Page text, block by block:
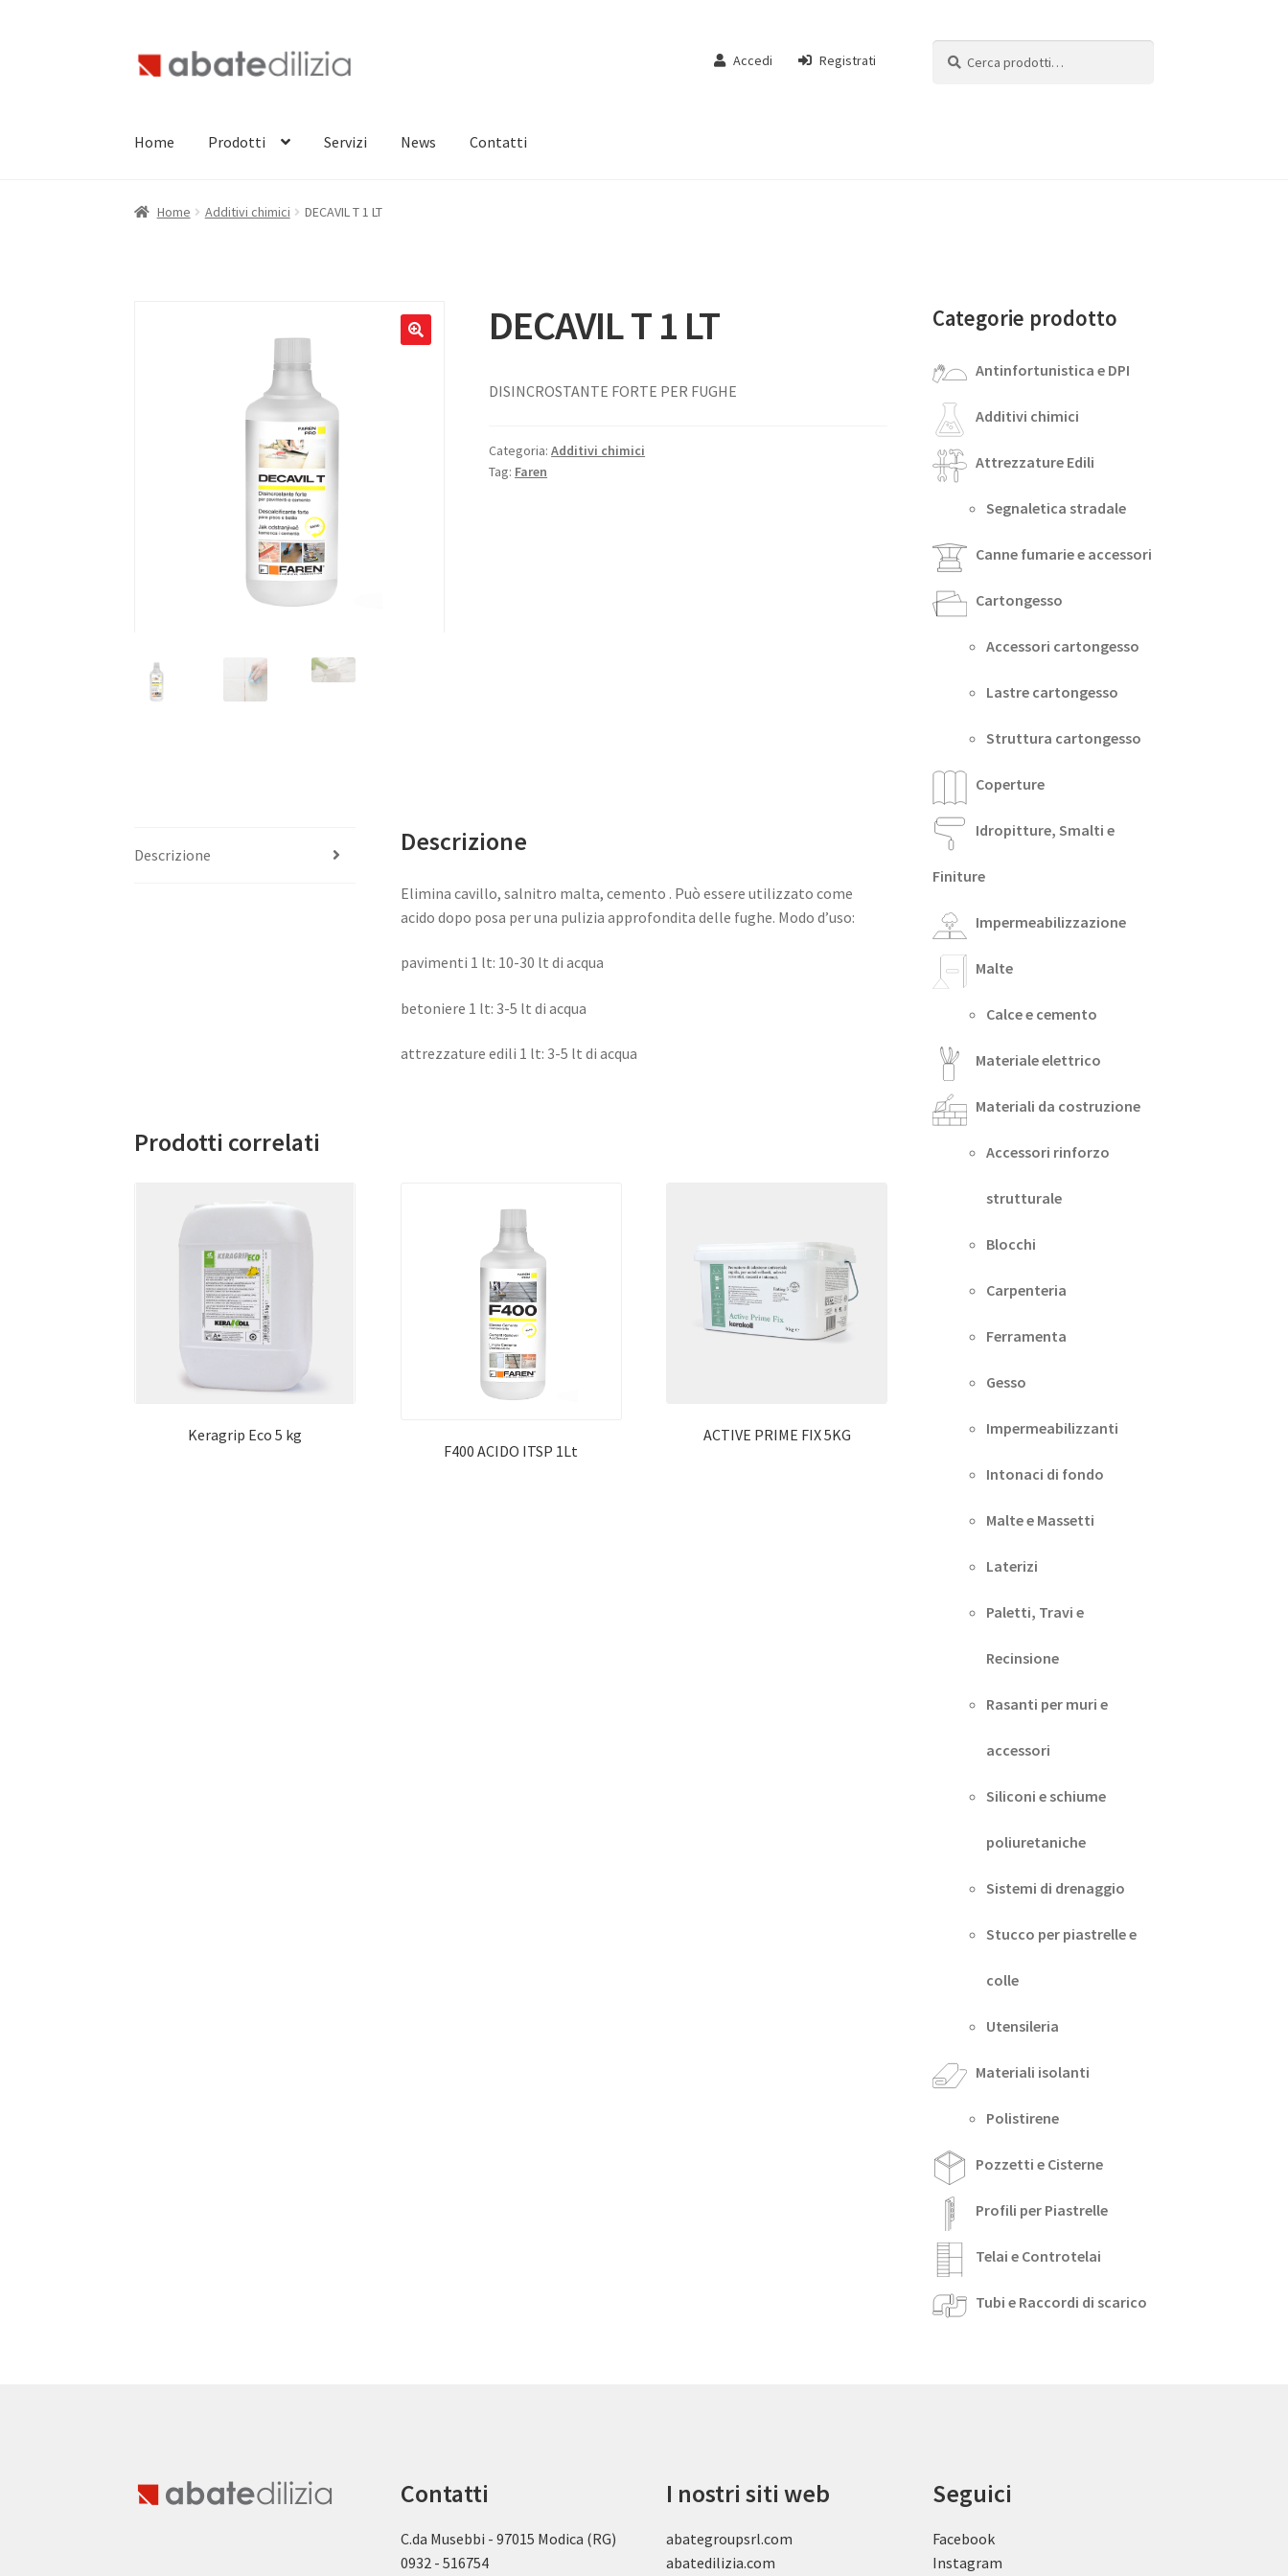
Vai
alla
Vai
al
Accedi Registrati
Home Prodotti Servizi News Contatti
Home Additivi chimici DECAVIL T 1 LT
DECAVIL T 1 LT
DISINCROSTANTE FORTE PER FUGHE
Categoria:Additivi chimici
Tag: Faren
Descrizione Descrizione
Elimina cavillo, salnitro malta, cemento . Può essere utilizzato come
acido dopo posa per una pulizia approfondita delle fughe. Modo d’uso:
pavimenti 1 lt: 10-30 lt di acqua
betoniere 1 lt: 3-5 lt di acqua
attrezzature edili 1 lt: 3-5 lt di acqua
Prodotti correlati
Keragrip Eco 5 kg
F400 ACIDO ITSP 1Lt
ACTIVE PRIME FIX 5KG
Categorie prodotto
Antinfortunistica e DPI
Additivi chimici
Attrezzature Edili
Segnaletica stradale
Canne fumarie e accessori
Cartongesso
Accessori cartongesso
Lastre cartongesso
Struttura cartongesso
Coperture
Idropitture, Smalti e
Finiture
Impermeabilizzazione
Malte
Calce e cemento
Materiale elettrico
Materiali da costruzione
Accessori rinforzo
strutturale
Blocchi
Carpenteria
Ferramenta
Gesso
Impermeabilizzanti
Intonaci di fondo
Malte e Massetti
Laterizi
Paletti, Travi e
Recinsione
Rasanti per muri e
accessori
Siliconi e schiume
poliuretaniche
Sistemi di drenaggio
Stucco per piastrelle e
colle
Utensileria
Materiali isolanti
Polistirene
Pozzetti e Cisterne
Profili per Piastrelle
Telai e Controtelai
Tubi e Raccordi di scarico
Contatti
C.da Musebbi - 97015 Modica (RG)
0932 - 516754
I nostri siti web
abategroupsrl.com
abatedilizia.com
Seguici
Facebook
Instagram